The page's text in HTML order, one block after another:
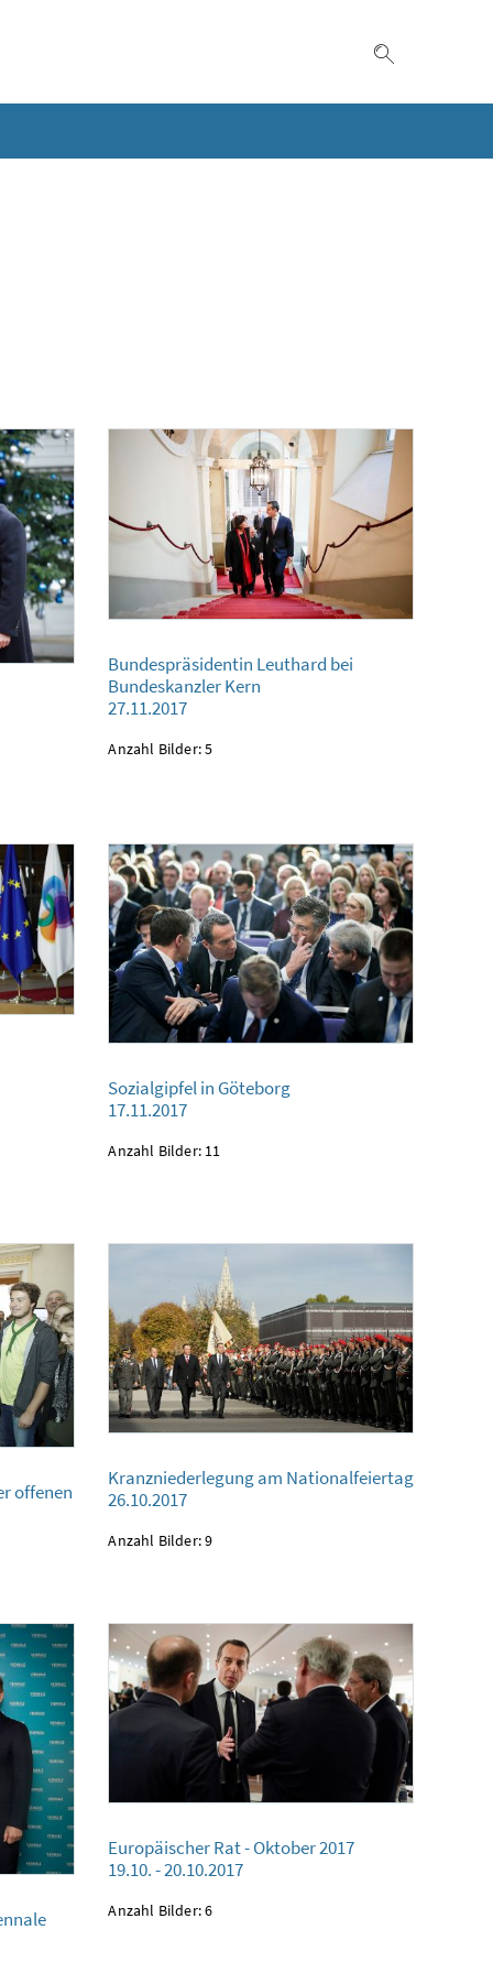
27.11.2017
Bundespräsidentin Leuthard bei
Bundeskanzler Kern
27.11.2017
Anzahl Bilder: 5
17.11.2017
Sozialgipfel in Göteborg
17.11.2017
Anzahl Bilder: 11
offenen
26.10.2017
Kranzniederlegung am Nationalfeiertag
26.10.2017
Anzahl Bilder: 9
19.10. - 20.10.2017
Europäischer Rat - Oktober 2017
19.10. - 20.10.2017
Anzahl Bilder: 6